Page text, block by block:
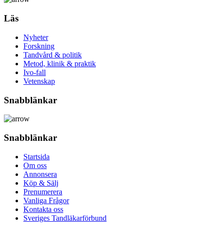
Läs
Nyheter
Forskning
Tandvård & politik
Metod, klinik & praktik
Ivo-fall
Vetenskap
Snabblänkar
Snabblänkar
Startsida
Om oss
Annonsera
Köp & Sälj
Prenumerera
Vanliga Frågor
Kontakta oss
Sveriges Tandläkarförbund